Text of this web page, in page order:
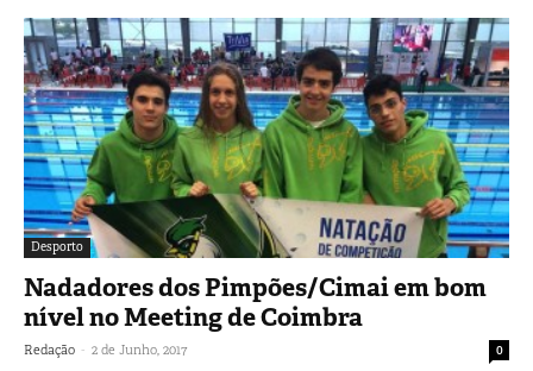
Desporto
Nadadores dos Pimpões/Cimai em bom
nível no Meeting de Coimbra
Redação - 2 de Junho, 2017 0